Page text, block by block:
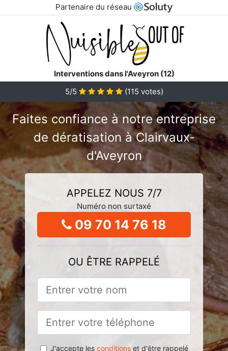
Partenaire du réseau
Interventions dans l'Aveyron (12)
5/5
(115 votes)
Faites confiance à notre entreprise
de dératisation à Clairvaux-
d'Aveyron
APPELEZ NOUS 7/7
Numéro non surtaxé
09 70 14 76 18
OU ÊTRE RAPPELÉ
J'accepte les conditionset d'être rappelé